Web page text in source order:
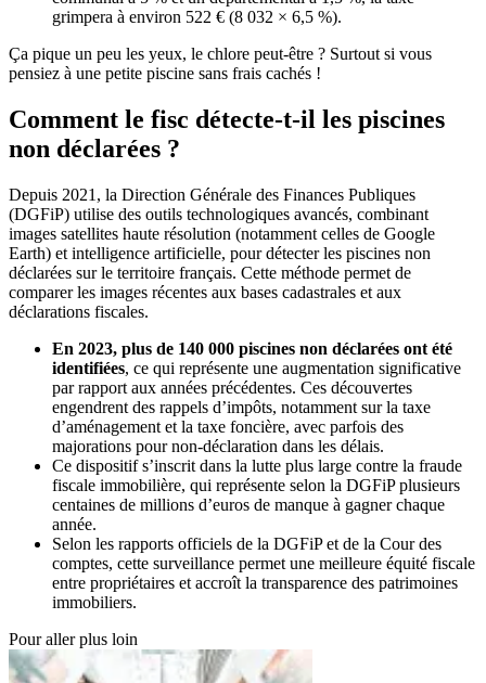
grimpera à environ 522 € (8 032 × 6,5 %).
Ça pique un peu les yeux, le chlore peut-être ? Surtout si vous
pensiez à une petite piscine sans frais cachés !
Comment le fisc détecte-t-il les piscines
non déclarées ?
Depuis 2021, la Direction Générale des Finances Publiques
(DGFiP) utilise des outils technologiques avancés, combinant
images satellites haute résolution (notamment celles de Google
Earth) et intelligence artificielle, pour détecter les piscines non
déclarées sur le territoire français. Cette méthode permet de
comparer les images récentes aux bases cadastrales et aux
déclarations fiscales.
En 2023, plus de 140 000 piscines non déclarées ont été
identifiées, ce qui représente une augmentation significative
par rapport aux années précédentes. Ces découvertes
engendrent des rappels d’impôts, notamment sur la taxe
d’aménagement et la taxe foncière, avec parfois des
majorations pour non-déclaration dans les délais.
Ce dispositif s’inscrit dans la lutte plus large contre la fraude
fiscale immobilière, qui représente selon la DGFiP plusieurs
centaines de millions d’euros de manque à gagner chaque
année.
Selon les rapports officiels de la DGFiP et de la Cour des
comptes, cette surveillance permet une meilleure équité fiscale
entre propriétaires et accroît la transparence des patrimoines
immobiliers.
Pour aller plus loin